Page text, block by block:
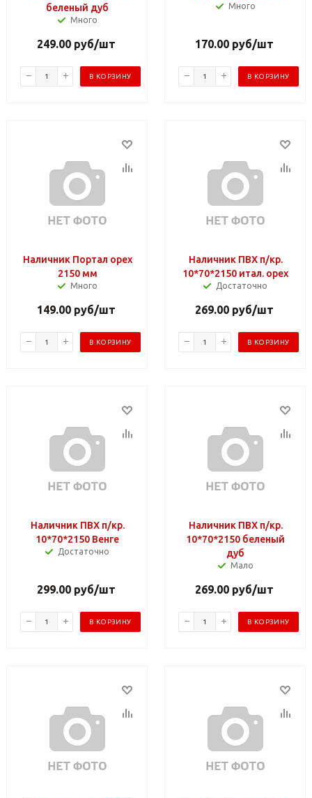
беленый дуб
Много
249.00руб/шт
В КОРЗИНУ
Много
170.00руб/шт
В КОРЗИНУ
Наличник Портал орех
2150 мм
Много
149.00руб/шт
В КОРЗИНУ
Наличник ПВХ п/кр.
10*70*2150 итал. орех
Достаточно
269.00руб/шт
В КОРЗИНУ
Наличник ПВХ п/кр.
10*70*2150 Венге
Достаточно
299.00руб/шт
В КОРЗИНУ
Наличник ПВХ п/кр.
10*70*2150 беленый
дуб
Мало
269.00руб/шт
В КОРЗИНУ